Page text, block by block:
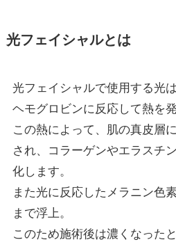
光フェイシャルとは
光フェイシャルで使用する光
ヘモグロビンに反応して熱を
この熱によって、肌の真皮層
され、コラーゲンやエラスチ
化します。
また光に反応したメラニン色
まで浮上。
このため施術後は濃くなった